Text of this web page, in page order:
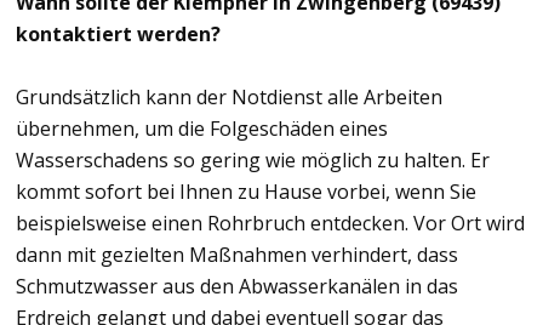
kontaktiert werden?
Grundsätzlich kann der Notdienst alle Arbeiten
übernehmen, um die Folgeschäden eines
Wasserschadens so gering wie möglich zu halten. Er
kommt sofort bei Ihnen zu Hause vorbei, wenn Sie
beispielsweise einen Rohrbruch entdecken. Vor Ort wird
dann mit gezielten Maßnahmen verhindert, dass
Schmutzwasser aus den Abwasserkanälen in das
Erdreich gelangt und dabei eventuell sogar das